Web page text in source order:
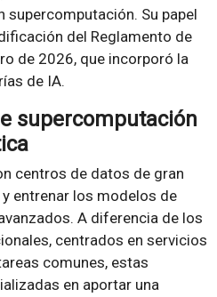
supercomputación. Su papel
del Reglamento de
de 2026, que incorporó la
de IA.
supercomputación
centros de datos de gran
entrenar los modelos de
A diferencia de los
centrados en servicios
comunes, estas
en aportar una